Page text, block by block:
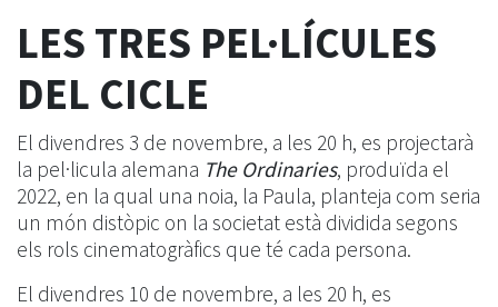
LES TRES PEL·LÍCULES
DEL CICLE
El divendres 3 de novembre, a les 20 h, es projectarà
la pel·licula alemana The Ordinaries, produïda el
2022, en la qual una noia, la Paula, planteja com seria
un món distòpic on la societat està dividida segons
els rols cinematogràfics que té cada persona.
El divendres 10 de novembre, a les 20 h, es